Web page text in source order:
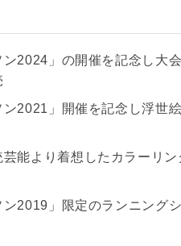
2024」の開催を記念し大
2021」開催を記念し浮世
能より着想したカラーリ
2019」限定のランニング